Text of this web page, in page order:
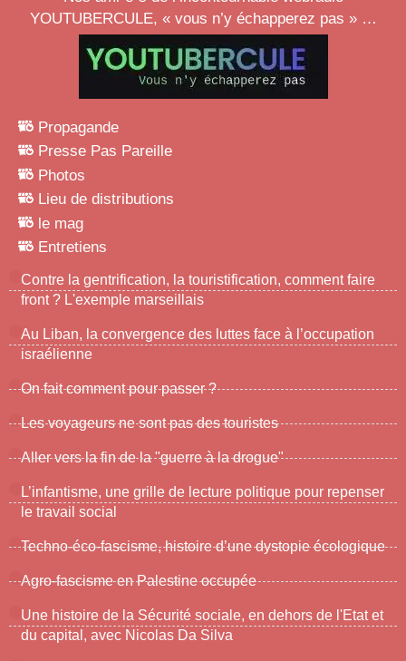
YOUTUBERCULE, « vous n’y échapperez pas » …
Propagande
Presse Pas Pareille
Photos
Lieu de distributions
le mag
Entretiens
Contre la gentrification, la touristification, comment faire
front ? L'exemple marseillais
Au Liban, la convergence des luttes face à l’occupation
israélienne
On fait comment pour passer ?
Les voyageurs ne sont pas des touristes
Aller vers la fin de la "guerre à la drogue"
L’infantisme, une grille de lecture politique pour repenser
le travail social
Techno-éco-fascisme, histoire d’une dystopie écologique
Agro-fascisme en Palestine occupée
Une histoire de la Sécurité sociale, en dehors de l'Etat et
du capital, avec Nicolas Da Silva